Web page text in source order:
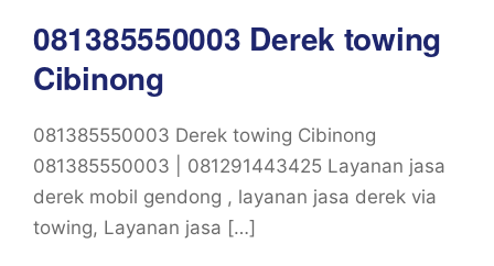
081385550003 Derek towing
Cibinong
081385550003 Derek towing Cibinong
081385550003 | 081291443425 Layanan jasa
derek mobil gendong , layanan jasa derek via
towing, Layanan jasa […]